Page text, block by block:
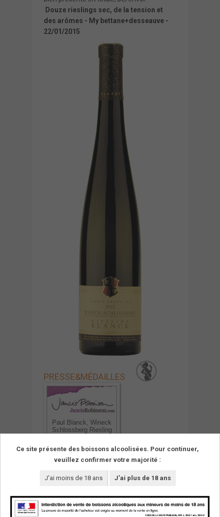
Douze rieslings sec, de la tension et
des arômes - My bettane+desseauve -
22/01/2015
PRESSE&MÉDAILLES
Paul Blanck, Wineck
Schlossberg Riesling
Cru
Ce site présente des boissons alcoolisées. Pour continuer,
veuillez confirmer votre majorité :
J'ai moins de 18 ans J'ai plus de 18 ans